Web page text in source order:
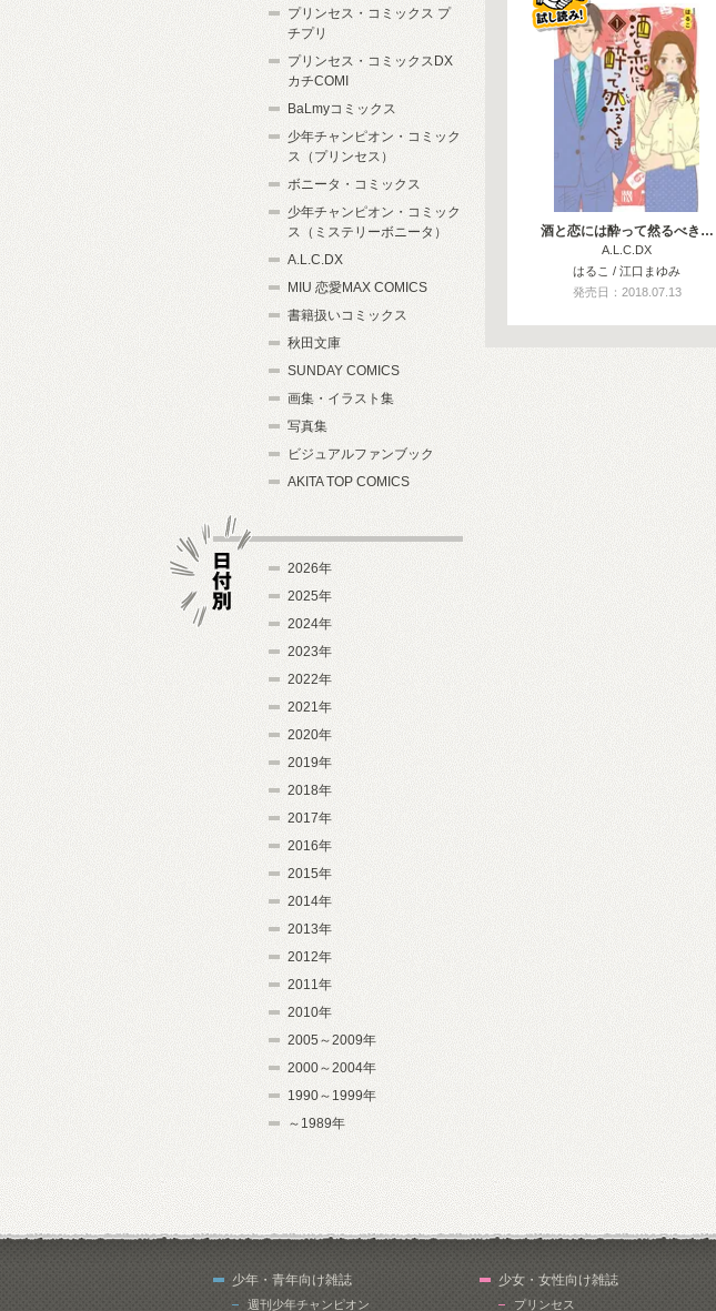
酒と恋には酔って然るべき…
A.L.C.DX
はるこ / 江口まゆみ
発売日：2018.07.13
プリンセス・コミックス プ
チプリ
プリンセス・コミックスDX
カチCOMI
BaLmyコミックス
少年チャンピオン・コミック
ス（プリンセス）
ボニータ・コミックス
少年チャンピオン・コミック
ス（ミステリーボニータ）
A.L.C.DX
MIU 恋愛MAX COMICS
書籍扱いコミックス
秋田文庫
SUNDAY COMICS
画集・イラスト集
写真集
ビジュアルファンブック
AKITA TOP COMICS
2026年
2025年
2024年
2023年
2022年
2021年
2020年
2019年
2018年
2017年
2016年
2015年
2014年
2013年
2012年
2011年
2010年
2005～2009年
2000～2004年
1990～1999年
～1989年
少年・青年向け雑誌
週刊少年チャンピオン
少女・女性向け雑誌
プリンセス